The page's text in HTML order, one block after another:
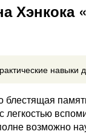
Хэнкока
навыки
легкостью
возможно